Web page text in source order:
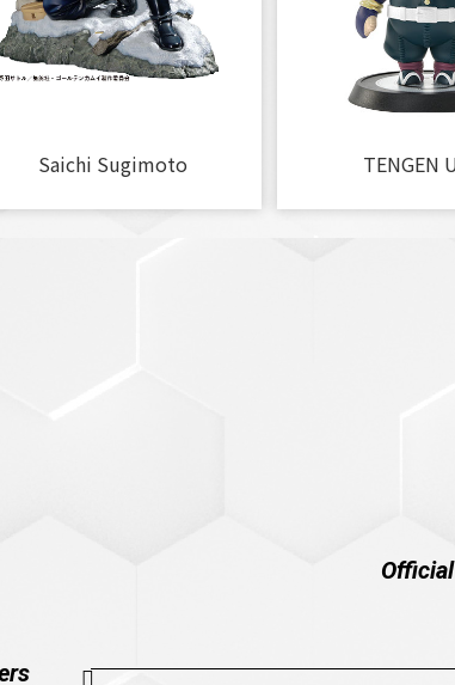
Saichi Sugimoto TENGEN